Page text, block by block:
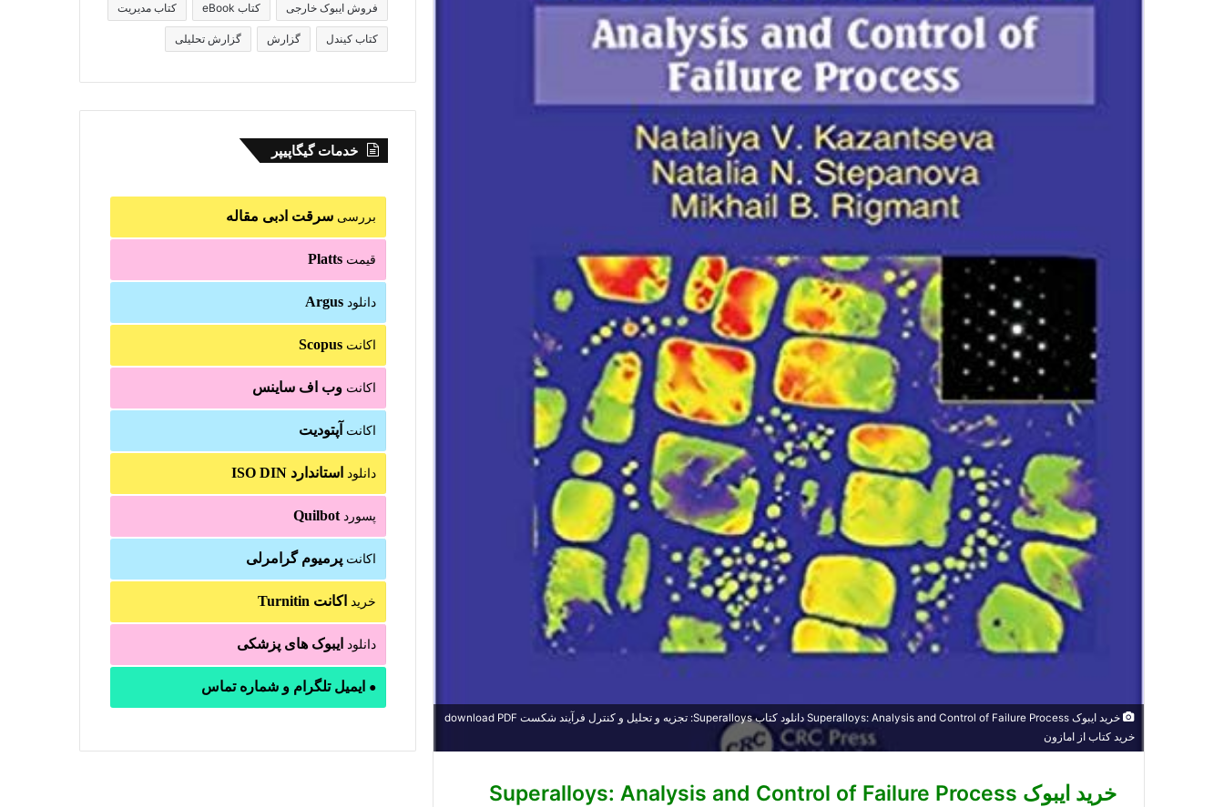
خرید ایبوک Superalloys: Analysis and Control of Failure Process دانلود کتاب Superalloys: تجزیه و تحلیل و کنترل فرآیند شکست download PDF
خرید کتاب از امازون
خرید ایبوک Superalloys: Analysis and Control of Failure Process
فروش ایبوک خارجی کتاب eBook کتاب مدیریت
کتاب کیندل گزارش گزارش تحلیلی
خدمات گیگاپیپر
بررسیسرقت ادبی مقاله
قیمتPlatts
دانلودArgus
اکانتScopus
اکانتوب اف ساینس
اکانت آپتودیت
دانلود استاندارد ISO DIN
پسوردQuilbot
اکانتپرمیوم گرامرلی
خرید اکانت Turnitin
دانلود ایبوک های پزشکی
● ایمیل تلگرام و شماره تماس